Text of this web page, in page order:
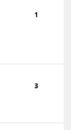
1
3